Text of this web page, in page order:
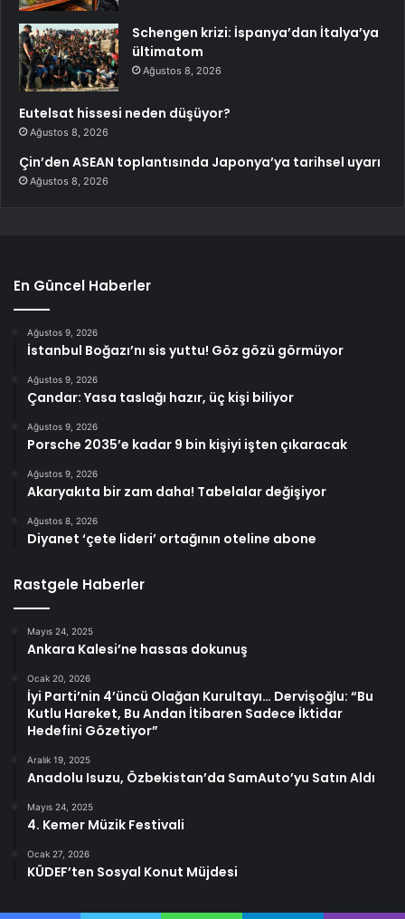
Schengen krizi: İspanya’dan İtalya’ya
ültimatom
Ağustos 8, 2026
Eutelsat hissesi neden düşüyor?
Ağustos 8, 2026
Çin’den ASEAN toplantısında Japonya’ya tarihsel uyarı
Ağustos 8, 2026
En Güncel Haberler
Ağustos 9, 2026
İstanbul Boğazı’nı sis yuttu! Göz gözü görmüyor
Ağustos 9, 2026
Çandar: Yasa taslağı hazır, üç kişi biliyor
Ağustos 9, 2026
Porsche 2035’e kadar 9 bin kişiyi işten çıkaracak
Ağustos 9, 2026
Akaryakıta bir zam daha! Tabelalar değişiyor
Ağustos 8, 2026
Diyanet ‘çete lideri’ ortağının oteline abone
Rastgele Haberler
Mayıs 24, 2025
Ankara Kalesi’ne hassas dokunuş
Ocak 20, 2026
İyi Parti’nin 4’üncü Olağan Kurultayı… Dervişoğlu: “Bu
Kutlu Hareket, Bu Andan İtibaren Sadece İktidar
Hedefini Gözetiyor”
Aralık 19, 2025
Anadolu Isuzu, Özbekistan’da SamAuto’yu Satın Aldı
Mayıs 24, 2025
4. Kemer Müzik Festivali
Ocak 27, 2026
KÜDEF’ten Sosyal Konut Müjdesi